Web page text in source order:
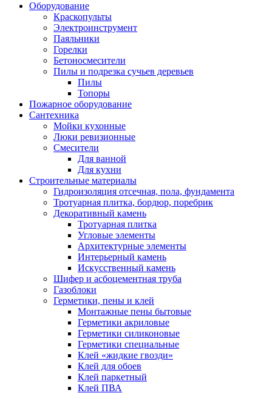
Оборудование
Краскопульты
Электроинструмент
Паяльники
Горелки
Бетоносмесители
Пилы и подрезка сучьев деревьев
Пилы
Топоры
Пожарное оборудование
Сантехника
Мойки кухонные
Люки ревизионные
Смесители
Для ванной
Для кухни
Строительные материалы
Гидроизоляция отсечная, пола, фундамента
Тротуарная плитка, бордюр, поребрик
Декоративный камень
Тротуарная плитка
Угловые элементы
Архитектурные элементы
Интерьерный камень
Искусственный камень
Шифер и асбоцементная труба
Газоблоки
Герметики, пены и клей
Монтажные пены бытовые
Герметики акриловые
Герметики силиконовые
Герметики специальные
Клей «жидкие гвозди»
Клей для обоев
Клей паркетный
Клей ПВА